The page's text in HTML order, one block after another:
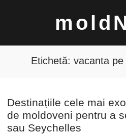
Caută
după:
Etichetă: vacanta
Destinațiile cele mai
de moldoveni pentru a
sau Seychelles